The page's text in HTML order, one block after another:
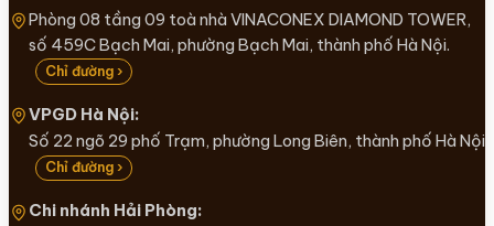
Phòng 08 tầng 09 toà nhà VINACONEX DIAMOND TOWER,
số 459C Bạch Mai, phường Bạch Mai, thành phố Hà Nội.
Chỉ đường ›
VPGD Hà Nội:
Số 22 ngõ 29 phố Trạm, phường Long Biên, thành phố Hà Nội
Chỉ đường ›
Chi nhánh Hải Phòng: